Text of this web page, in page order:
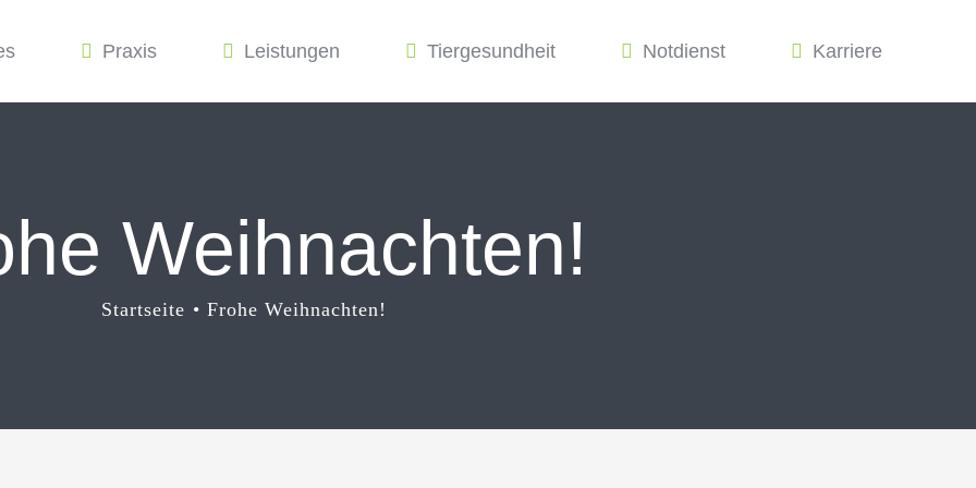
Praxis Leistungen Tiergesundheit Notdienst Karriere
Weihnachten!
Startseite Frohe Weihnachten!